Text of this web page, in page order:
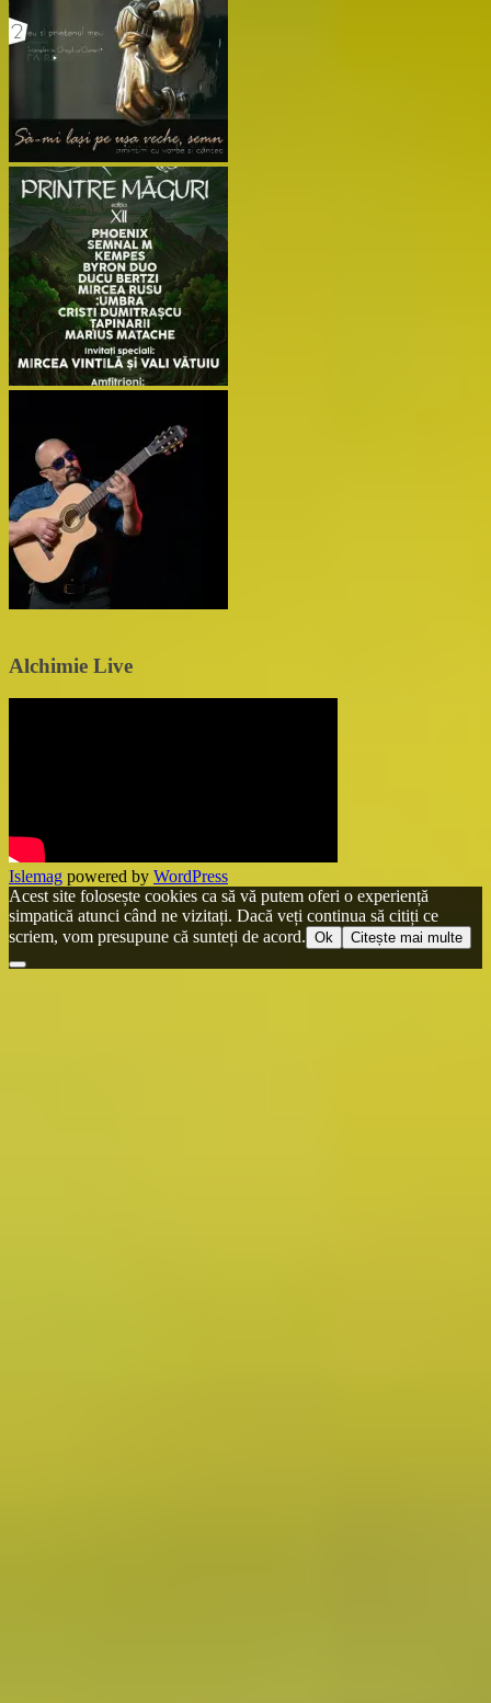
Alchimie Live
Islemag powered by WordPress
Acest site folosește cookies ca să vă putem oferi o experiență
simpatică atunci când ne vizitați. Dacă veți continua să citiți ce
scriem, vom presupune că sunteți de acord. Ok Citește mai multe